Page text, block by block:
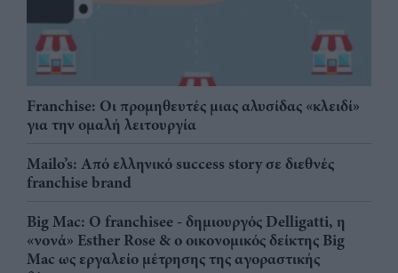
Franchise: Οι προμηθευτές μιας αλυσίδας «κλειδί»
για την ομαλή λειτουργία
Mailo’s: Από ελληνικό success story σε διεθνές
franchise brand
Big Mac: Ο franchisee - δημιουργός Delligatti, η
«νονά» Esther Rose & ο οικονομικός δείκτης Big
Mac ως εργαλείο μέτρησης της αγοραστικής